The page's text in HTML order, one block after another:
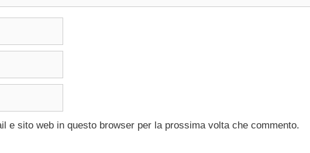
e sito web in questo browser per la prossima volta che commento.